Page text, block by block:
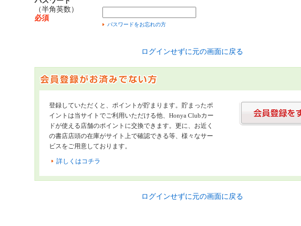
（半角英数）
必須
パスワードをお忘れの方
ログインせずに元の画面に戻る
登録していただくと、ポイントが貯まります。貯まったポ
イントは当サイトでご利用いただける他、Honya Clubカー
ドが使える店舗のポイントに交換できます。更に、お近く
の書店店頭の在庫がサイト上で確認できる等、様々なサー
ビスをご用意しております。
詳しくはコチラ
ログインせずに元の画面に戻る